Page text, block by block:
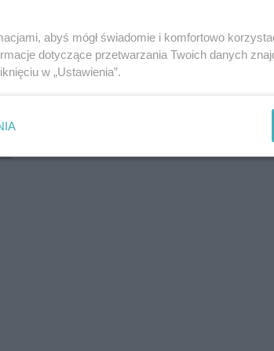
abyś mógł świadomie i komfortowo
dotyczące przetwarzania Twoich danych
w „Ustawienia”.